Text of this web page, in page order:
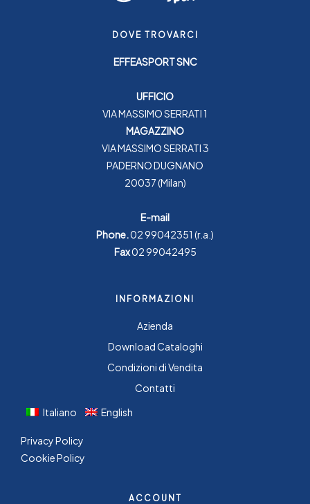
DOVE TROVARCI
EFFEASPORT SNC
UFFICIO
VIA MASSIMO SERRATI 1
MAGAZZINO
VIA MASSIMO SERRATI 3
PADERNO DUGNANO
20037 (Milan)
E-mail
Phone.02 99042351 (r.a.)
Fax02 99042495
INFORMAZIONI
Azienda
Download Cataloghi
Condizioni di Vendita
Contatti
Italiano
English
Privacy Policy
Cookie Policy
ACCOUNT